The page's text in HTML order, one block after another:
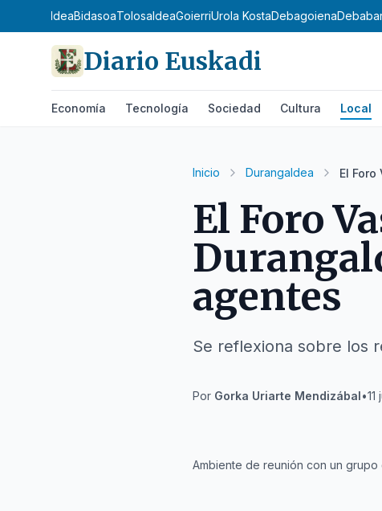
DonostialdeaBidasoaTolosaldeaGoierriUrola KostaDebagoiena
Diario Euskadi
Economía Tecnología Sociedad Cultura Local
Inicio Durangaldea El
El Foro
agentes
Se reflexiona sobre los
Por Gorka Uriarte Mendizábal•
Ambiente de reunión con un